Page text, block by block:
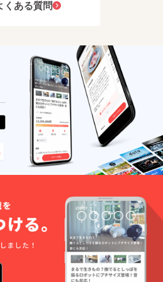
尾]
製造地:
滋賀県
彦根市
賞
味期限:
発送日
から冷
凍90日
■原材
料・成
分 【原
材料】
鮎(滋賀
食塩
【栄養
成分
100g当
たり】
熱量
266kcal
/ タンパ
ク質
わゆる
キンキ
ンの
ビール
は5℃ぐ
らいで
すの
で、
ちょっ
と冷た
いと感
じるぐ
らいが
美味し
■お礼品
の内容
につい
て ・銀
河高原
ビール
[350ml
x24本]
製
くある質問